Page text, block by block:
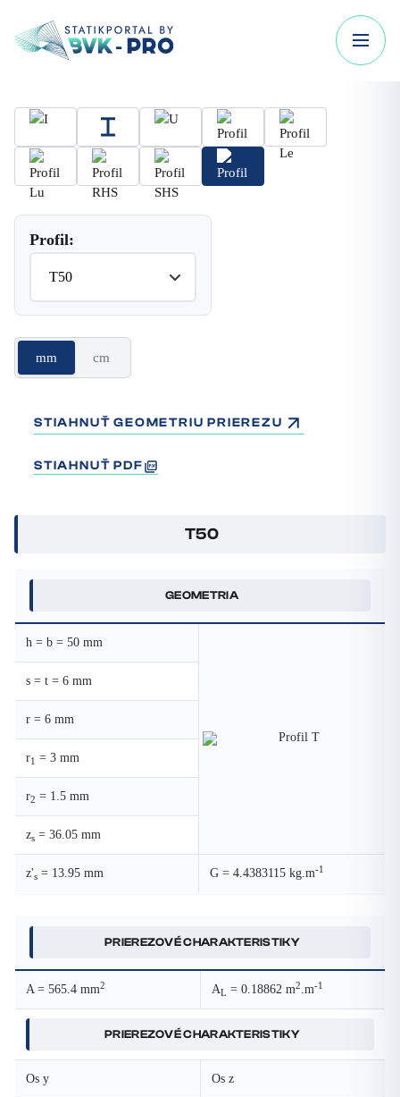
Profil:
mm cm
STIAHNUŤ GEOMETRIU PRIEREZU
STIAHNUŤ PDF
T50
GEOMETRIA
h = b = 50 mm
s = t = 6 mm
r = 6 mm
r1 = 3 mm
r2 = 1.5 mm
zs = 36.05 mm
z's = 13.95 mm G = 4.4383115 kg.m-1
PRIEREZOVÉ CHARAKTERISTIKY
A = 565.4 mm2 AL = 0.18862 m2.m-1
PRIEREZOVÉ CHARAKTERISTIKY
Os y Os z